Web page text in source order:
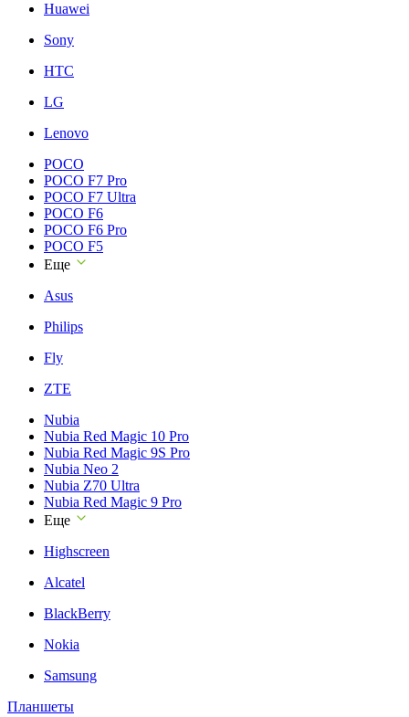
Huawei
Sony
HTC
LG
Lenovo
POCO
POCO F7 Pro
POCO F7 Ultra
POCO F6
POCO F6 Pro
POCO F5
Еще
Asus
Philips
Fly
ZTE
Nubia
Nubia Red Magic 10 Pro
Nubia Red Magic 9S Pro
Nubia Neo 2
Nubia Z70 Ultra
Nubia Red Magic 9 Pro
Еще
Highscreen
Alcatel
BlackBerry
Nokia
Samsung
Планшеты